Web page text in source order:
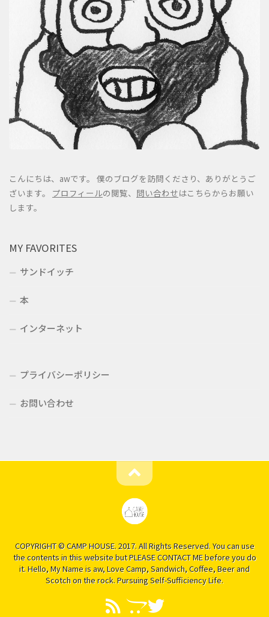
こんにちは、awです。 僕のブログを訪問くださり、ありがとうご
ざいます。 プロフィールの閲覧、 問い合わせはこちらからお願い
します。
MY FAVORITES
サンドイッチ
本
インターネット
プライバシーポリシー
お問い合わせ
COPYRIGHT © CAMP HOUSE. 2017. All Rights Reserved. You can use
the contents in this website but PLEASE CONTACT ME before you do
it. Hello, My Name is aw, Love Camp, Sandwich, Coffee, Beer and
Scotch on the rock. Pursuing Self-Sufficiency Life.